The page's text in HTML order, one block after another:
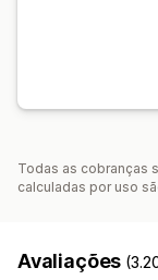
Todas as cobranças
calculadas por uso
Avaliações